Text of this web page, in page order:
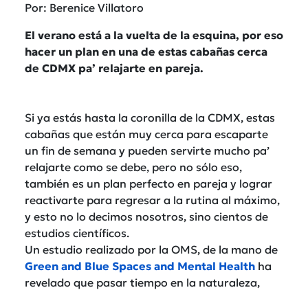
Por: Berenice Villatoro
El verano está a la vuelta de la esquina, por eso
hacer un plan en una de estas cabañas cerca
de CDMX pa’ relajarte en pareja.
Si ya estás hasta la coronilla de la CDMX, estas
cabañas que están muy cerca para escaparte
un fin de semana y pueden servirte mucho pa’
relajarte como se debe, pero no sólo eso,
también es un plan perfecto en pareja y lograr
reactivarte para regresar a la rutina al máximo,
y esto no lo decimos nosotros, sino cientos de
estudios científicos.
Un estudio realizado por la OMS, de la mano de
Green and Blue Spaces and Mental Health ha
revelado que pasar tiempo en la naturaleza,